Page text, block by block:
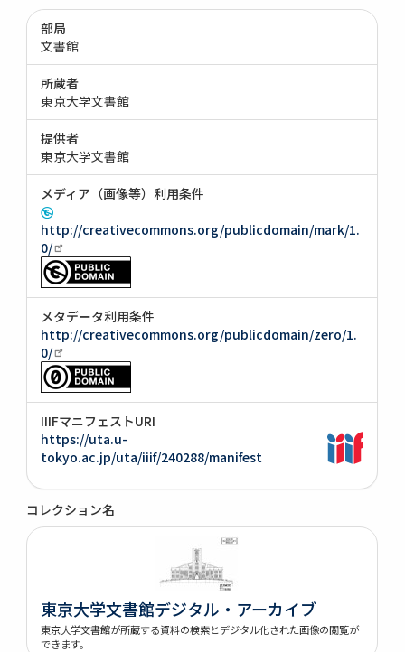
部局
文書館
所蔵者
東京大学文書館
提供者
東京大学文書館
メディア（画像等）利用条件
http://creativecommons.org/publicdomain/mark/1.
0/
メタデータ利用条件
http://creativecommons.org/publicdomain/zero/1.
0/
IIIFマニフェストURI
https://uta.u-
tokyo.ac.jp/uta/iiif/240288/manifest
コレクション名
東京大学文書館デジタル・アーカイブ
東京大学文書館が所蔵する資料の検索とデジタル化された画像の閲覧が
できます。